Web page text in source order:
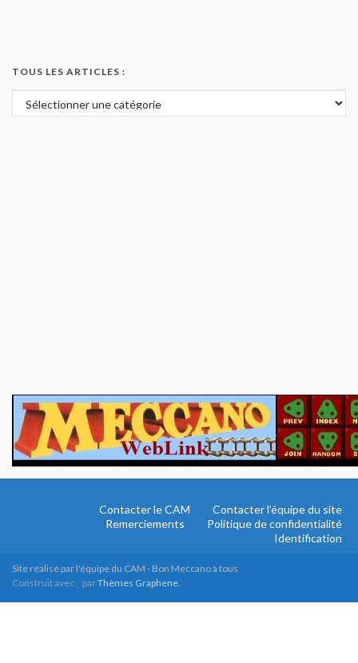
TOUS LES ARTICLES :
Tous les articles :
Contacter le CAM
Contacter l’équipe du site
Remerciements
Politique de confidentialité
Identification
Site réalisé par l'équipe du CAM - Bon Meccano à tous
Construit avec
parThèmes Graphene